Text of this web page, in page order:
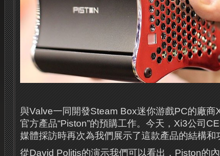
與Valve一同開發Steam Box迷你游戲PC的廠商
官方產品“Piston”的預購工作。今天，Xi3公司
媒體採訪時再次為我們展示了這款產品的結構和
從David Politis的演示我們可以看出，Piston的